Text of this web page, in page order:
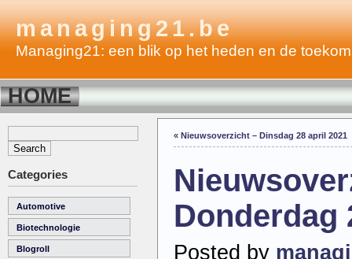
managing21.be
Managing21: een blik op het heden en de
HOME
Categories
Automotive
Biotechnologie
Blogroll
« Nieuwsoverzicht – Dinsdag 28 april 2021
Donderdag
Posted by